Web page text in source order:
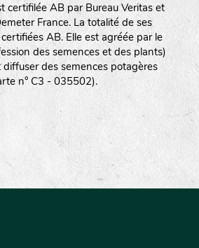
certifilée AB par Bureau Veritas et
France. La totalité de ses
AB. Elle est agréée par le
des semences et des plants)
des semences potagères
n° C3 - 035502).